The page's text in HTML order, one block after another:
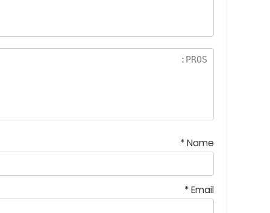
Name
*
Email
*